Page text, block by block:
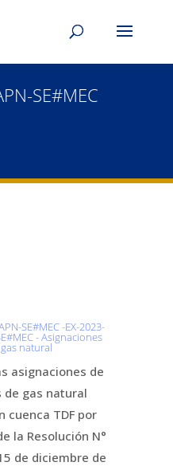
SE#MEC
SE#MEC -EX-2023-
- Asignaciones
natural
asignaciones de
de gas natural
cuenca TDF por
la Resolución N°
de diciembre de